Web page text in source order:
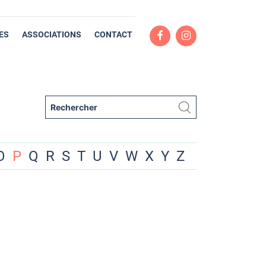
ASSOCIATIONS CONTACT
P Q R S T U V W X Y Z